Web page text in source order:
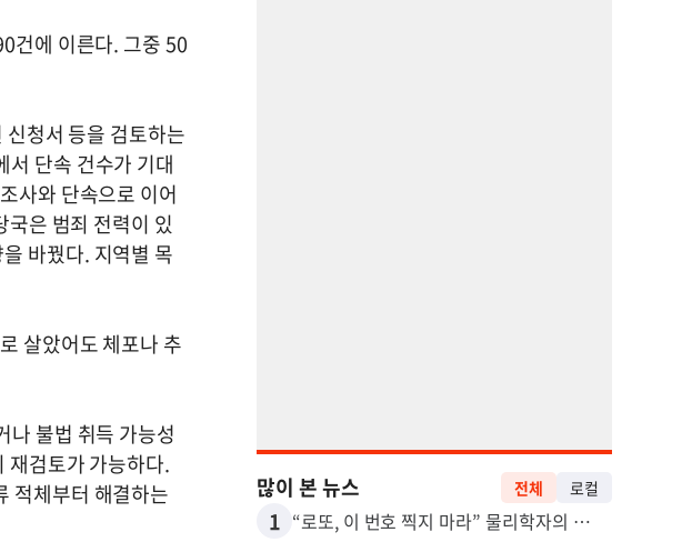
건에 이른다. 그중 50
청서 등을 검토하는
단속 건수가 기대
사와 단속으로 이어
은 범죄 전력이 있
바꿨다. 지역별 목
살았어도 체포나 추
나 불법 취득 가능성
재검토가 가능하다.
적체부터 해결하는
많이 본 뉴스 전체 로컬
1 “로또, 이 번호 찍지 마라” 물리학자의 당첨금 높이는 비밀